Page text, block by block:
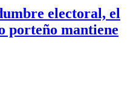
electoral, el
porteño mantiene